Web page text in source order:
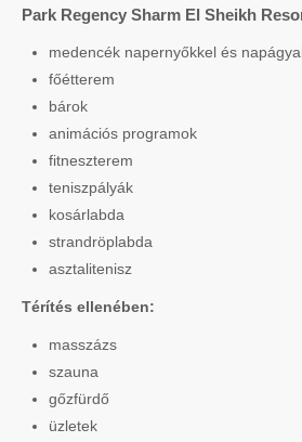
Park Regency Sharm El Sheikh
medencék napernyőkkel és
főétterem
bárok
animációs programok
fitneszterem
teniszpályák
kosárlabda
strandröplabda
asztalitenisz
Térítés ellenében:
masszázs
szauna
gőzfürdő
üzletek